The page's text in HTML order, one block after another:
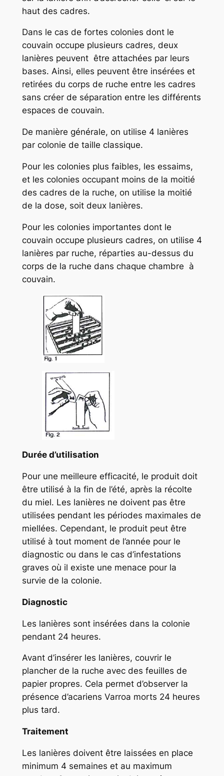
haut des cadres.
Dans le cas de fortes colonies dont le
couvain occupe plusieurs cadres, deux
lanières peuvent être attachées par leurs
bases. Ainsi, elles peuvent être insérées et
retirées du corps de ruche entre les cadres
sans créer de séparation entre les différents
espaces de couvain.
De manière générale, on utilise 4 lanières
par colonie de taille classique.
Pour les colonies plus faibles, les essaims,
et les colonies occupant moins de la moitié
des cadres de la ruche, on utilise la moitié
de la dose, soit deux lanières.
Pour les colonies importantes dont le
couvain occupe plusieurs cadres, on utilise 4
lanières par ruche, réparties au-dessus du
corps de la ruche dans chaque chambre à
couvain.
Durée d’utilisation
Pour une meilleure efficacité, le produit doit
être utilisé à la fin de l’été, après la récolte
du miel. Les lanières ne doivent pas être
utilisées pendant les périodes maximales de
miellées. Cependant, le produit peut être
utilisé à tout moment de l’année pour le
diagnostic ou dans le cas d’infestations
graves où il existe une menace pour la
survie de la colonie.
Diagnostic
Les lanières sont insérées dans la colonie
pendant 24 heures.
Avant d’insérer les lanières, couvrir le
plancher de la ruche avec des feuilles de
papier propres. Cela permet d’observer la
présence d’acariens Varroa morts 24 heures
plus tard.
Traitement
Les lanières doivent être laissées en place
minimum 4 semaines et au maximum